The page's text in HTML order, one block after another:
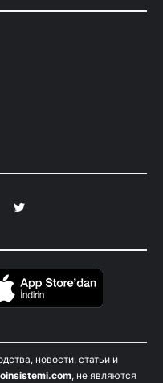
новости, статьи и
, не являются